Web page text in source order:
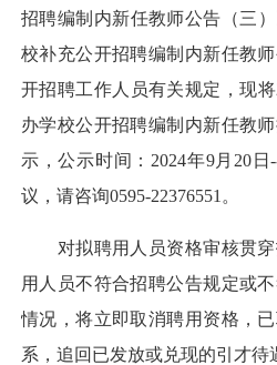
招聘编制内新任教师公告（三
校补充公开招聘编制内新任教
开招聘工作人员有关规定，现
办学校公开招聘编制内新任教
示，公示时间：2024年9月20
议，请咨询0595-22376551。
对拟聘用人员资格审核贯穿
用人员不符合招聘公告规定或
情况，将立即取消聘用资格，
系，追回已发放或兑现的引才待